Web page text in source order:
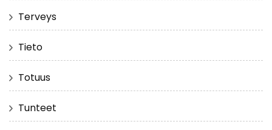
Terveys
Tieto
Totuus
Tunteet